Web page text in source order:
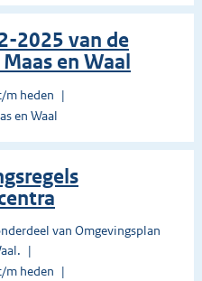
2025 van de
en Waal
m heden
en Waal
van Omgevingsplan
m heden